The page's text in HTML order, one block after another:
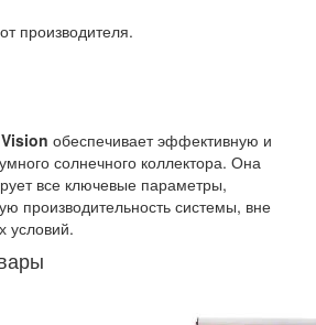
производителя.
Vision обеспечивает эффективную и
солнечного коллектора. Она
все ключевые параметры,
производительность системы, вне
условий.